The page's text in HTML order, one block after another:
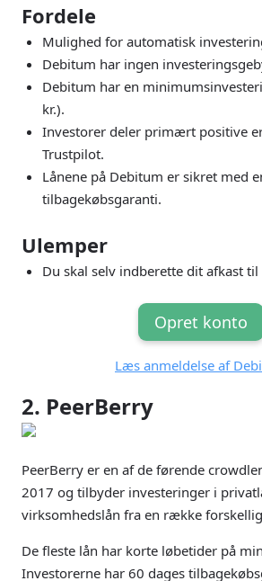
Fordele
Mulighed for automatisk
Debitum har ingen
Debitum har en
kr.).
Investorer deler primært positive
Trustpilot.
Lånene på Debitum er sikret med
tilbagekøbsgaranti.
Ulemper
Du skal selv indberette dit afkast til
Opret konto
Læs anmeldelse af
2. PeerBerry
PeerBerry er en af de førende
2017 og tilbyder investeringer i
virksomhedslån fra en række
De fleste lån har korte løbetider på
Investorerne har 60 dages